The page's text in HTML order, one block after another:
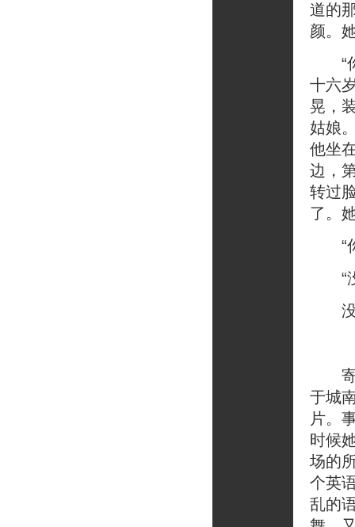
道的
颜。
“你
十六
晃，
姑娘
他坐
边，
转过
了。
“你
“没
没
寄
于城
片。
时候
场的
个英
乱的